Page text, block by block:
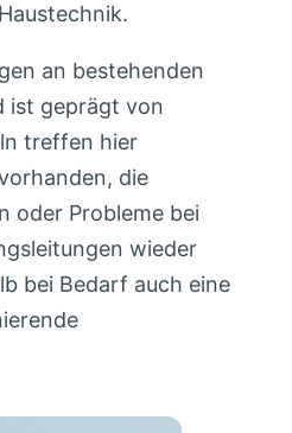
an bestehenden
ist geprägt von
treffen hier
die
oder Probleme bei
wieder
bei Bedarf auch eine